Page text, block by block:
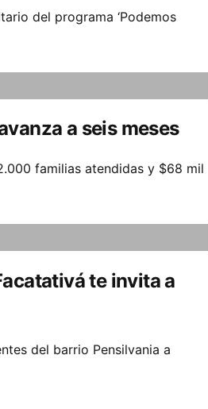
del programa ‘Podemos
a seis meses
familias atendidas y $68 mil
te invita a
del barrio Pensilvania a